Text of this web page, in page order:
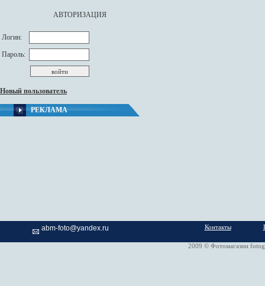
АВТОРИЗАЦИЯ
Логин:
Пароль:
Новый пользователь
РЕКЛАМА
abm-foto@yandex.ru Контакты
2009 © Фотомагазин